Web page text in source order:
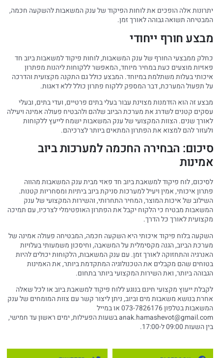
יתרונות אלה הופכים את לוחות הפיקוד של ענק המשאבות להשקעה חכמה,
המבטיחה תשואה גבוהה לאורך זמן.
מבצע חורף ייחודי
כחלק ממבצעי החורף של ענק המשאבות, לוחות פיקוד למשאבות ביוב חד
פאזיות מוצעים כעת במחיר מיוחד, המאפשר ללקוחות ליהנות מפתרון
איכותי בעלות משתלמת במיוחד. המבצע כולל גם התקנה מקצועית והדרכה
על תפעול המערכת, דבר המספק ללקוח פתרון כולל ללא דאגות.
מבצע זה הוא הזדמנות מצוינת עבור בעלי בתים פרטיים, ועדי בתים, ובעלי
עסקים קטנים לשדרג את מערכת הביוב שלהם ולהבטיח פעולה אמינה ויעילה
לאורך שנים. הצוות המקצועי של ענק המשאבות ישמח לייעץ ללקוחות
ולעזור להם למצוא את הפתרון המתאים ביותר לצרכיהם.
סיכום: הבחירה החכמה למערכות ביוב
אמינות
לסיכום, לוח פיקוד למשאבת ביוב חד פאזי מבית ענק המשאבות מהווה
פתרון איכותי, אמין ויעיל למערכות סניקת ביוב ביתיות ומסחריות קטנות.
השילוב של איכות המוצר, המחיר התחרותי, והשירות המקצועי של ענק
המשאבות מבטיח כי הלקוח יקבל את הפתרון האופטימלי לצרכיו, עם תמיכה
מקצועית לאורך כל הדרך.
השקעה בלוח פיקוד איכותי היא השקעה חכמה, המבטיחה פעולה אמינה של
מערכת הביוב, הגנה מקסימלית על המשאבה, וחיסכון משמעותי בעלויות
האנרגיה והתחזוקה לאורך זמן. עם ענק המשאבות, הלקוחות יכולים להיות
בטוחים שהם מקבלים את הטכנולוגיה המתקדמת ביותר, את האמינות
הגבוהה ביותר, ואת השירות המקצועי ביותר בתחום.
לקבלת ייעוץ מקצועי חינם בנוגע ללוח פיקוד למשאבת ביוב או לכל שאלה
אחרת בנושא משאבות מים וביוב, ניתן ליצור קשר עם צוות המומחים של ענק
המשאבות בטלפון 073-7826176 או במייל
anak.hamashevot@gmail.comבשעות הפעילות, ימים ראשון עד חמישי,
בין השעות 09:00 ל-17:00.